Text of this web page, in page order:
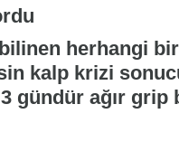
herhangi
kalp krizi
gündür ağır grip